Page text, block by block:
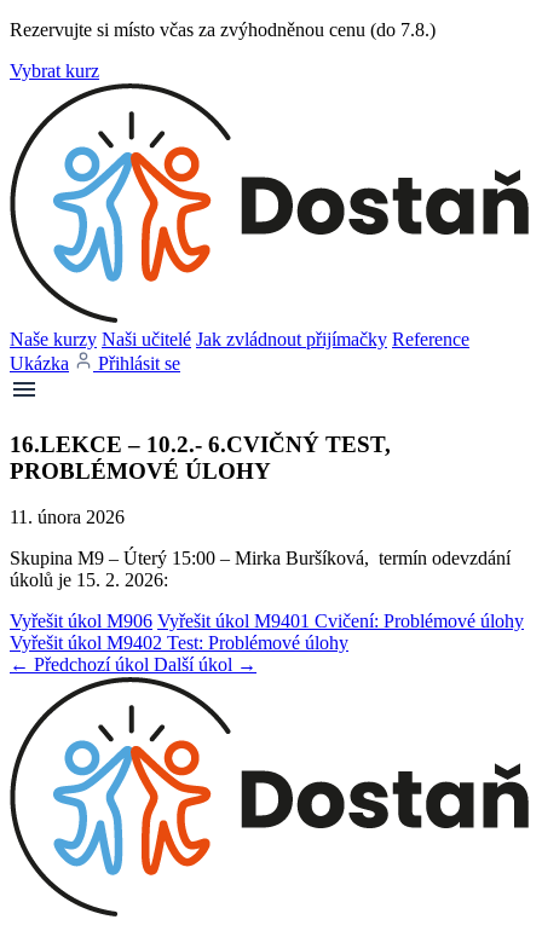
Rezervujte si místo včas za zvýhodněnou cenu (do 7.8.)
Vybrat kurz
Naše kurzy Naši učitelé Jak zvládnout přijímačky Reference
Ukázka
Přihlásit se
16.LEKCE – 10.2.- 6.CVIČNÝ TEST,
PROBLÉMOVÉ ÚLOHY
11. února 2026
Skupina M9 – Úterý 15:00 – Mirka Buršíková, termín odevzdání
úkolů je 15. 2. 2026:
Vyřešit úkol M906 Vyřešit úkol M9401 Cvičení: Problémové úlohy
Vyřešit úkol M9402 Test: Problémové úlohy
← Předchozí úkol Další úkol →